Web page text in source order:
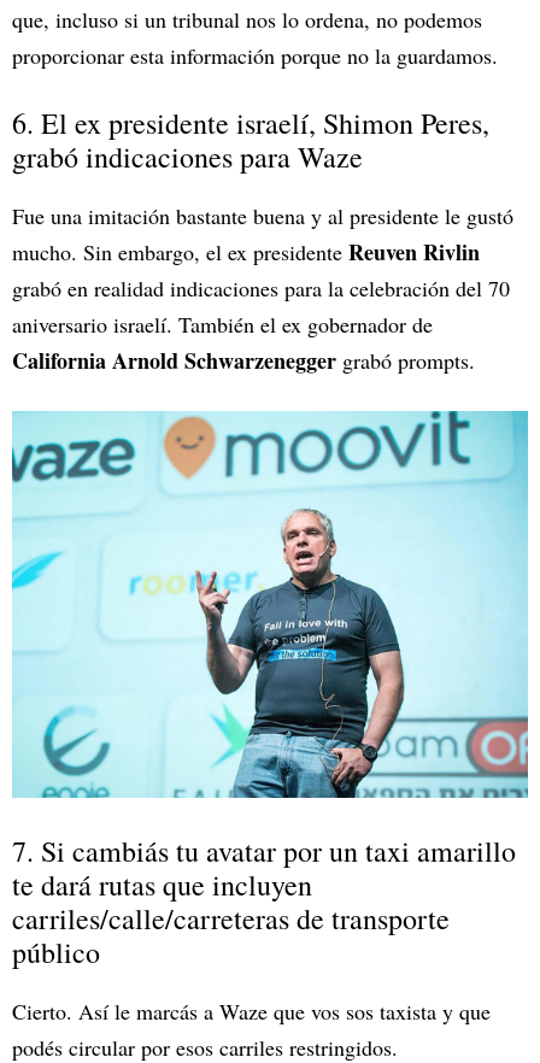
que, incluso si un tribunal nos lo ordena, no podemos
proporcionar esta información porque no la guardamos.
6. El ex presidente israelí, Shimon Peres,
grabó indicaciones para Waze
Fue una imitación bastante buena y al presidente le gustó
mucho. Sin embargo, el ex presidente Reuven Rivlin
grabó en realidad indicaciones para la celebración del 70
aniversario israelí. También el ex gobernador de
California Arnold Schwarzenegger grabó prompts.
7. Si cambiás tu avatar por un taxi amarillo
te dará rutas que incluyen
carriles/calle/carreteras de transporte
público
Cierto. Así le marcás a Waze que vos sos taxista y que
podés circular por esos carriles restringidos.